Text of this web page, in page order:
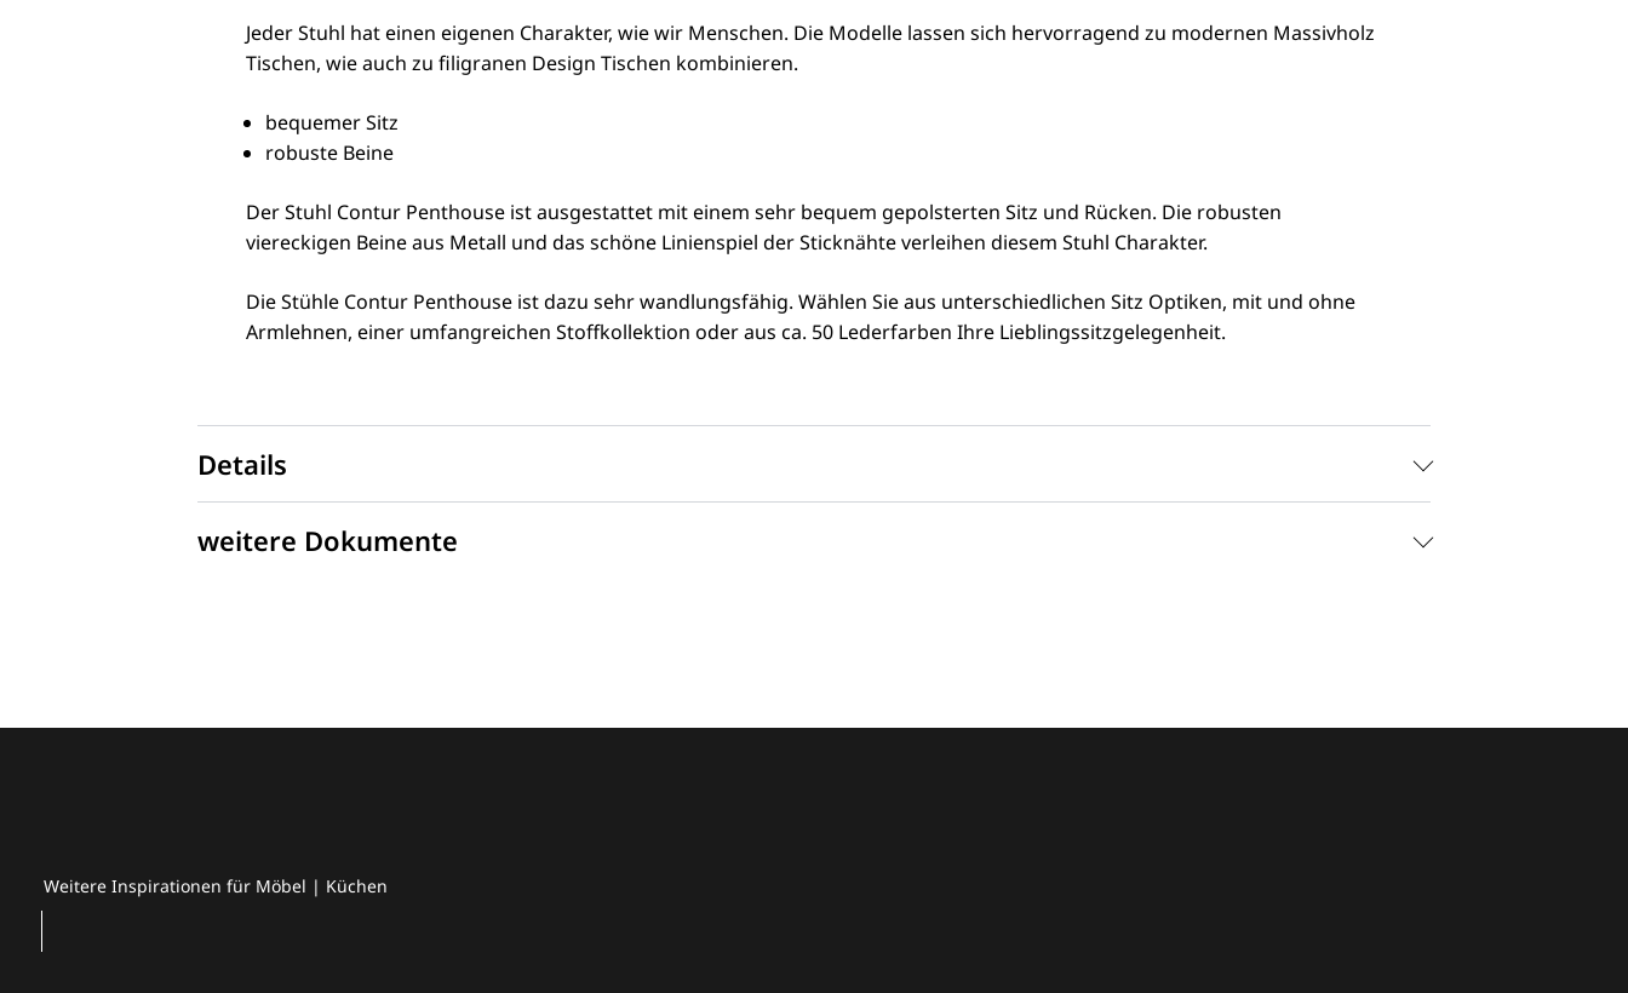
Jeder Stuhl hat einen eigenen Charakter, wie wir Menschen. Die Modelle lassen sich hervorragend zu modernen Massivholz
Tischen, wie auch zu filigranen Design Tischen kombinieren.
bequemer Sitz
robuste Beine
Der Stuhl Contur Penthouse ist ausgestattet mit einem sehr bequem gepolsterten Sitz und Rücken. Die robusten
viereckigen Beine aus Metall und das schöne Linienspiel der Sticknähte verleihen diesem Stuhl Charakter.
Die Stühle Contur Penthouse ist dazu sehr wandlungsfähig. Wählen Sie aus unterschiedlichen Sitz Optiken, mit und ohne
Armlehnen, einer umfangreichen Stoffkollektion oder aus ca. 50 Lederfarben Ihre Lieblingssitzgelegenheit.
Details
weitere Dokumente
Weitere Inspirationen für Möbel | Küchen